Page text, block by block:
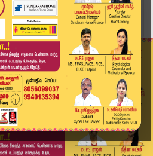
வெடித்து விபத்த...